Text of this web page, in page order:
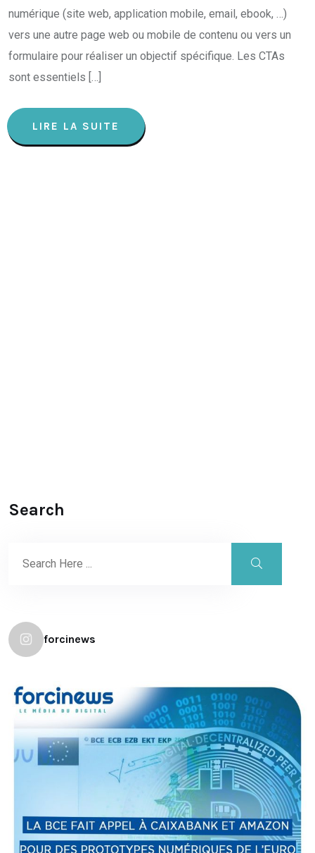
numérique (site web, application mobile, email, ebook, …)
vers une autre page web ou mobile de contenu ou vers un
formulaire pour réaliser un objectif spécifique. Les CTAs
sont essentiels […]
LIRE LA SUITE
Search
forcinews